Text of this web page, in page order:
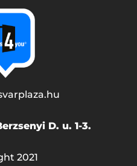
D. u. 1-3.
2021